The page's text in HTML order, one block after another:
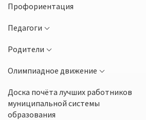
Профориентация
Педагоги
Родители
Олимпиадное движение
Доска почёта лучших работников
муниципальной системы
образования